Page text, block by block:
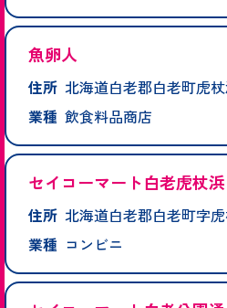
魚卵人
住所 北海道白老郡白老町虎
業種 飲食料品商店
セイコーマート白老虎杖浜
住所 北海道白老郡白老町字
業種 コンビニ